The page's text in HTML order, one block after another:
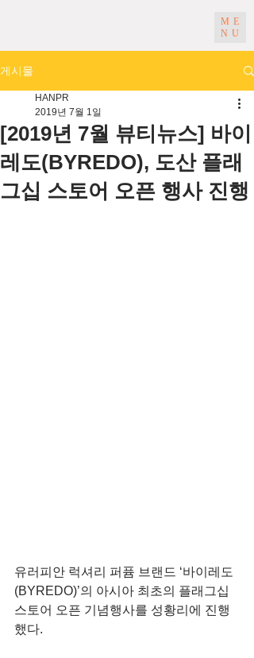
ME
NU
게시물
[2019년 7월 뷰티뉴스] 바이
레도(BYREDO), 도산 플래
그십 스토어 오픈 행사 진행
HANPR
2019년 7월 1일
유러피안 럭셔리 퍼퓸 브랜드 ‘바이레도
(BYREDO)’의 아시아 최초의 플래그십
스토어 오픈 기념행사를 성황리에 진행
했다.